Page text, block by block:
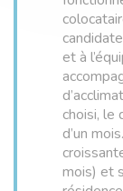
et à
choisi, le
d’un
mois) et